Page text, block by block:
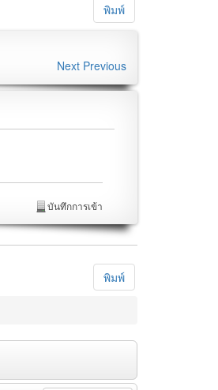
พิมพ์
Next Previous
บันทึกการเข้า
พิมพ์